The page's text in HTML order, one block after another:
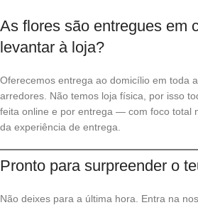
As flores são entregues em
levantar à loja?
Oferecemos entrega ao domicílio em toda
arredores. Não temos loja física, por isso
feita online e por entrega — com foco total
da experiência de entrega.
Pronto para surpreender o
Não deixes para a última hora. Entra na